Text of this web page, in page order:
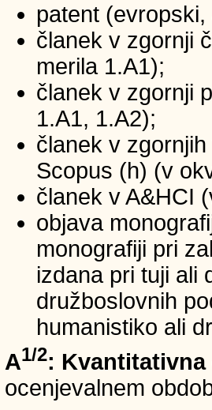
patent
članek v zgornji
merila 1.A1);
članek v zgornji
1.A1, 1.A2);
članek v
Scopus (h) (v
članek v A&HCI
objava
monografiji pri
izdana pri tuji ali
družboslovnih
humanistiko ali
A1/2: Kvantitativna
ocenjevalnem